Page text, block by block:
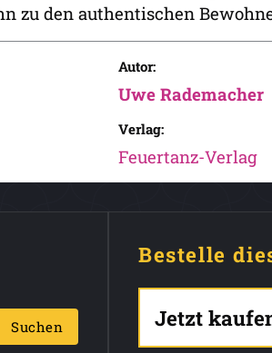
zu den authentischen
Autor:
Uwe Rademacher
Verlag:
Feuertanz-Verlag
Suchen
Bestelle
Jetzt